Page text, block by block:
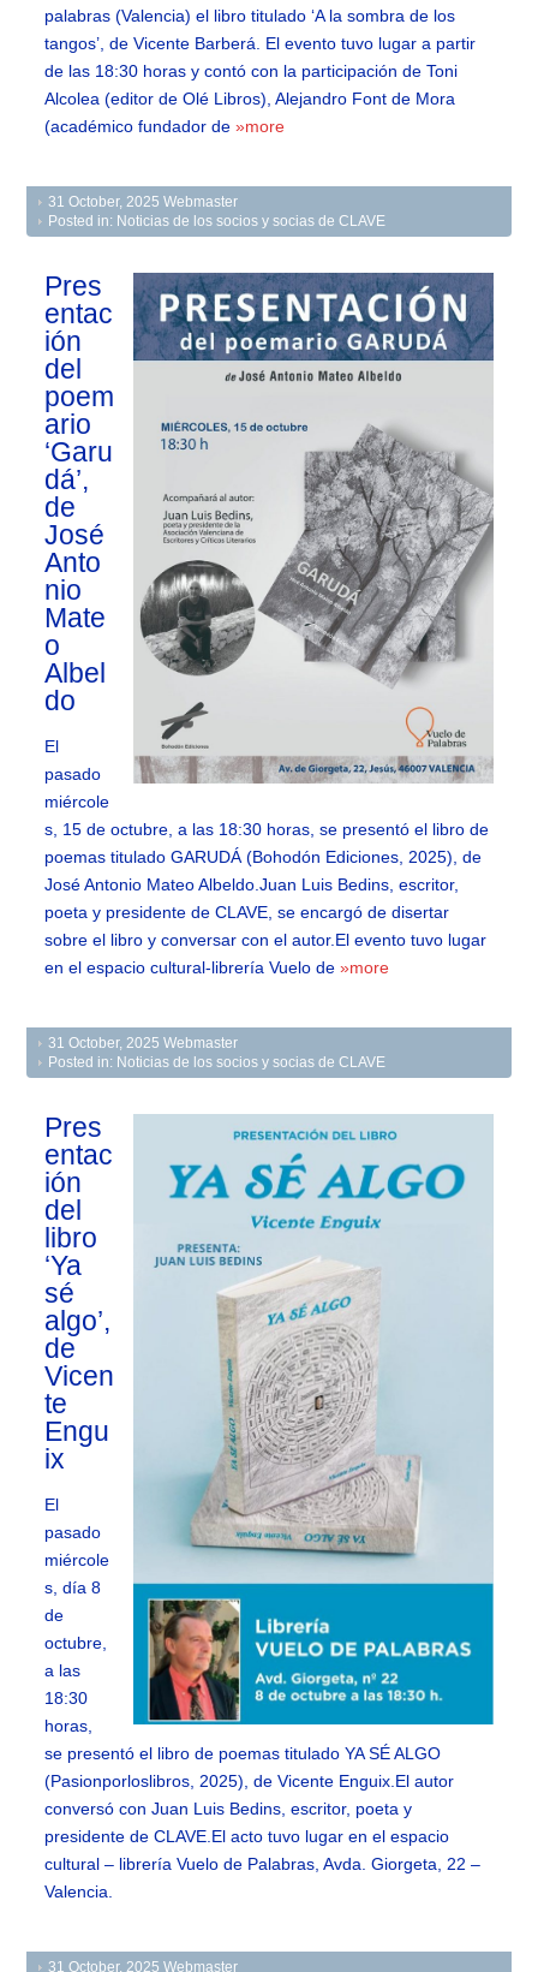
palabras (Valencia) el libro titulado ‘A la sombra de los
tangos’, de Vicente Barberá. El evento tuvo lugar a partir
de las 18:30 horas y contó con la participación de Toni
Alcolea (editor de Olé Libros), Alejandro Font de Mora
(académico fundador de»more
31 October, 2025 Webmaster
Posted in: Noticias de los socios y socias de CLAVE
Pres
entac
ión
del
poem
ario
‘Garu
dá’,
de
José
Anto
nio
Mate
o
Albel
do
El
pasado
miércole
s, 15 de octubre, a las 18:30 horas, se presentó el libro de
poemas titulado GARUDÁ (Bohodón Ediciones, 2025), de
José Antonio Mateo Albeldo.Juan Luis Bedins, escritor,
poeta y presidente de CLAVE, se encargó de disertar
sobre el libro y conversar con el autor.El evento tuvo lugar
en el espacio cultural-librería Vuelo de»more
31 October, 2025 Webmaster
Posted in: Noticias de los socios y socias de CLAVE
Pres
entac
ión
del
libro
‘Ya
sé
algo’,
de
Vicen
te
Engu
ix
El
pasado
miércole
s, día 8
de
octubre,
a las
18:30
horas,
se presentó el libro de poemas titulado YA SÉ ALGO
(Pasionporloslibros, 2025), de Vicente Enguix.El autor
conversó con Juan Luis Bedins, escritor, poeta y
presidente de CLAVE.El acto tuvo lugar en el espacio
cultural – librería Vuelo de Palabras, Avda. Giorgeta, 22 –
Valencia.
31 October, 2025 Webmaster